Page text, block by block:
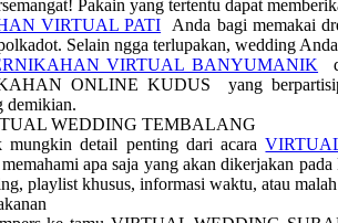
Pakain yang tertentu dapat
VIRTUAL PATI Anda bagi memakai
Selain ngga terlupakan, wedding
VIRTUAL BANYUMANIK
ONLINE KUDUS yang
demikian.
WEDDING TEMBALANG
mungkin detail penting dari acara
memahami apa saja yang akan dikerjakan
playlist khusus, informasi waktu, atau